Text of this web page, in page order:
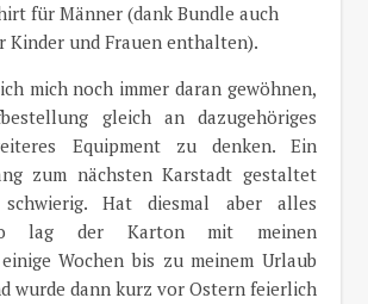
für Männer (dank Bundle auch
Kinder und Frauen enthalten).
mich noch immer daran gewöhnen,
gleich an dazugehöriges
Equipment zu denken. Ein
zum nächsten Karstadt gestaltet
Hat diesmal aber alles
lag der Karton mit meinen
Wochen bis zu meinem Urlaub
wurde dann kurz vor Ostern feierlich